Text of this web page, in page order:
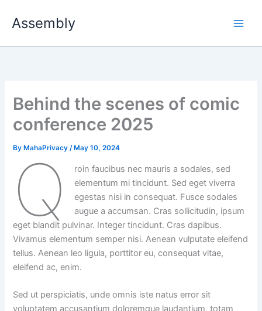
Assembly
Behind the scenes of comic
conference 2025
By MahaPrivacy/ May 10, 2024
Q
roin faucibus nec mauris a sodales, sed
elementum mi tincidunt. Sed eget viverra
egestas nisi in consequat. Fusce sodales
augue a accumsan. Cras sollicitudin, ipsum
eget blandit pulvinar. Integer tincidunt. Cras dapibus.
Vivamus elementum semper nisi. Aenean vulputate eleifend
tellus. Aenean leo ligula, porttitor eu, consequat vitae,
eleifend ac, enim.
Sed ut perspiciatis, unde omnis iste natus error sit
voluptatem accusantium doloremque laudantium, totam